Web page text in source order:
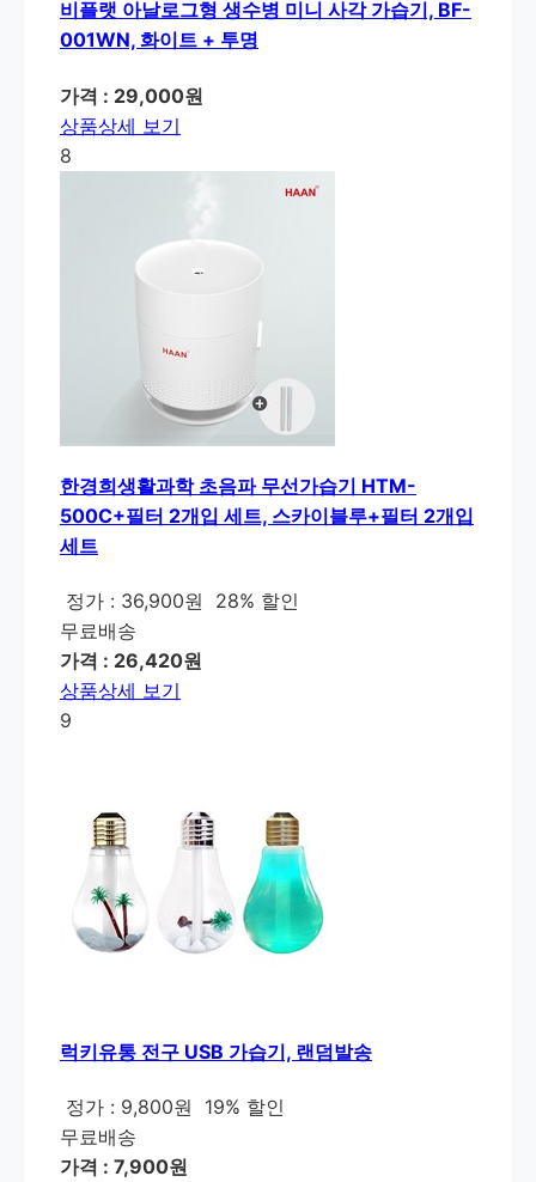
비플랫 아날로그형 생수병 미니 사각 가습기, BF-
001WN, 화이트 + 투명
가격 : 29,000원
상품상세 보기
8
한경희생활과학 초음파 무선가습기 HTM-
500C+필터 2개입 세트, 스카이블루+필터 2개입
세트
정가 : 36,900원
28% 할인
무료배송
가격 : 26,420원
상품상세 보기
9
럭키유통 전구 USB 가습기, 랜덤발송
정가 : 9,800원
19% 할인
무료배송
가격 : 7,900원